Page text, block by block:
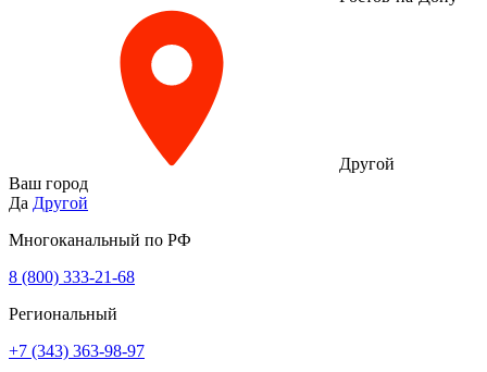
Другой
Ваш город
Да Другой
Многоканальный по РФ
8 (800) 333‑21-68
Региональный
+7 (343) 363-98-97